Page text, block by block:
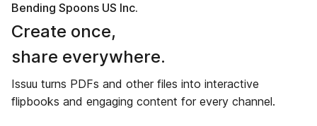
Bending Spoons US Inc.
Create once,
share everywhere.
Issuu turns PDFs and other files into interactive
flipbooks and engaging content for every channel.